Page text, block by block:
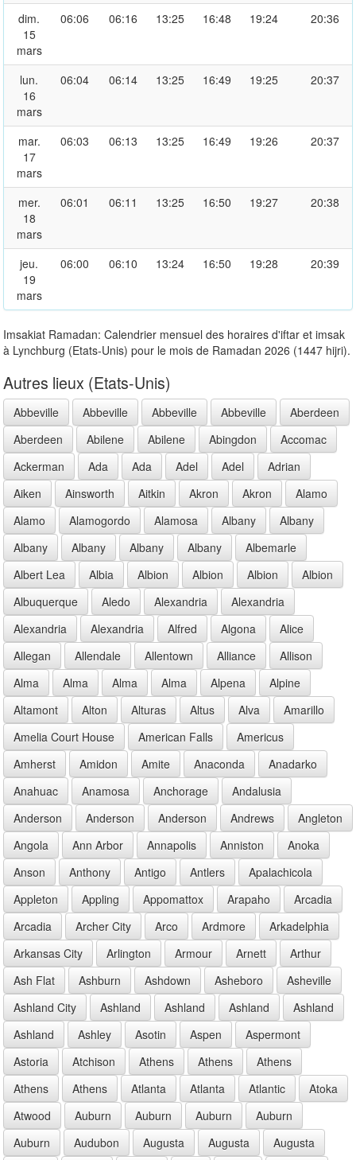
dim.
15
mars
06:06 06:16 13:25 16:48 19:24 20:36
lun.
16
mars
06:04 06:14 13:25 16:49 19:25 20:37
mar.
17
mars
06:03 06:13 13:25 16:49 19:26 20:37
mer.
18
mars
06:01 06:11 13:25 16:50 19:27 20:38
jeu.
19
mars
06:00 06:10 13:24 16:50 19:28 20:39
Imsakiat Ramadan: Calendrier mensuel des horaires d'iftar et imsak
à Lynchburg (Etats-Unis) pour le mois de Ramadan 2026 (1447 hijri).
Autres lieux (Etats-Unis)
Abbeville Abbeville Abbeville Abbeville
Aberdeen
Aberdeen
Abilene Abilene Abingdon
Accomac
Ackerman
Ada Ada Adel Adel
Adrian
Aiken
Ainsworth Aitkin Akron Akron
Alamo
Alamo
Alamogordo Alamosa Albany
Albany
Albany
Albany Albany Albany
Albemarle
Albert Lea
Albia Albion Albion Albion
Albion
Albuquerque
Aledo Alexandria
Alexandria
Alexandria
Alexandria Alfred Algona
Alice
Allegan
Allendale Allentown Alliance
Allison
Alma
Alma Alma Alma Alpena
Alpine
Altamont
Alton Alturas Altus Alva
Amarillo
Amelia Court House
American Falls
Americus
Amherst
Amidon Amite Anaconda
Anadarko
Anahuac
Anamosa Anchorage
Andalusia
Anderson
Anderson Anderson Andrews
Angleton
Angola
Ann Arbor Annapolis Anniston
Anoka
Anson
Anthony Antigo Antlers
Apalachicola
Appleton
Appling Appomattox Arapaho
Arcadia
Arcadia
Archer City Arco Ardmore
Arkadelphia
Arkansas City
Arlington Armour Arnett
Arthur
Ash Flat
Ashburn Ashdown Asheboro
Asheville
Ashland City
Ashland Ashland Ashland
Ashland
Ashland
Ashley Asotin Aspen
Aspermont
Astoria
Atchison Athens Athens
Athens
Athens
Athens Atlanta Atlanta Atlantic
Atoka
Atwood
Auburn Auburn Auburn
Auburn
Auburn
Audubon Augusta Augusta
Augusta